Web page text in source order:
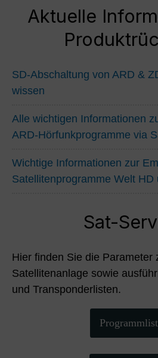
Aktuelle
SD-Abschaltung von ARD &
wissen
Alle wichtigen Informationen
ARD-Hörfunkprogramme via
Wichtige Informationen zur
Satellitenprogramme Welt HD
Sat-
Hier finden Sie die Parameter
Satellitenanlage sowie
und Transponderlisten.